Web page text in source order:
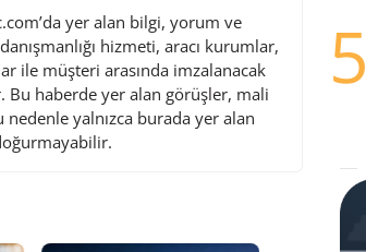
yer alan bilgi, yorum ve
hizmeti, aracı kurumlar,
ile müşteri arasında imzalanacak
Bu haberde yer alan görüşler, mali
yalnızca burada yer alan
5